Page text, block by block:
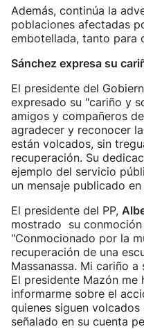
Además, continúa la
poblaciones afectadas
embotellada, tanto para
Sánchez expresa su
El presidente del
expresado su "cariño y
amigos y compañeros
agradecer y reconocer
están volcados, sin
recuperación. Su
ejemplo del servicio
un mensaje publicado
El presidente del PP,
mostrado su
"Conmocionado por la
recuperación de una
Massanassa. Mi cariño
El presidente Mazón me
informarme sobre el
quienes siguen
señalado en su cuenta